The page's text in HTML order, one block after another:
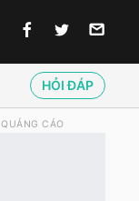
HỎI ĐÁP
QUẢNG CÁO